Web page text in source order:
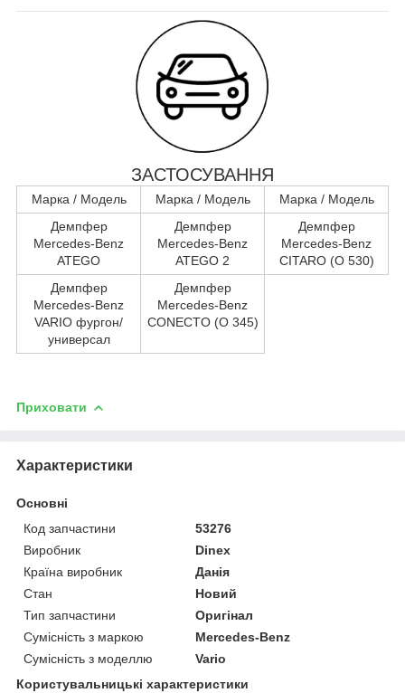
ЗАСТОСУВАННЯ
Марка / Модель Марка / Модель
Марка / Модель
Демпфер
Mercedes-Benz
ATEGO
Демпфер
Mercedes-Benz
ATEGO 2
Демпфер
Mercedes-Benz
CITARO (O 530)
Демпфер
Mercedes-Benz
VARIO фургон/
универсал
Демпфер
Mercedes-Benz
CONECTO (O 345)
Приховати
Характеристики
Основні
Код запчастини
53276
Виробник
Dinex
Країна виробник
Данія
Стан
Новий
Тип запчастини
Оригінал
Сумісність з маркою
Mercedes-Benz
Сумісність з моделлю
Vario
Користувальницькі характеристики